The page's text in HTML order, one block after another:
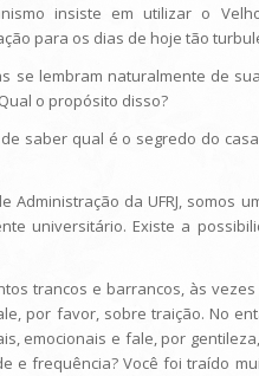
insiste em utilizar o
para os dias de hoje tão
se lembram naturalmente de
o propósito disso?
saber qual é o segredo do
Administração da UFRJ, somos
universitário. Existe a
trancos e barrancos, às
por favor, sobre traição. No
emocionais e fale, por
e frequência? Você foi traído